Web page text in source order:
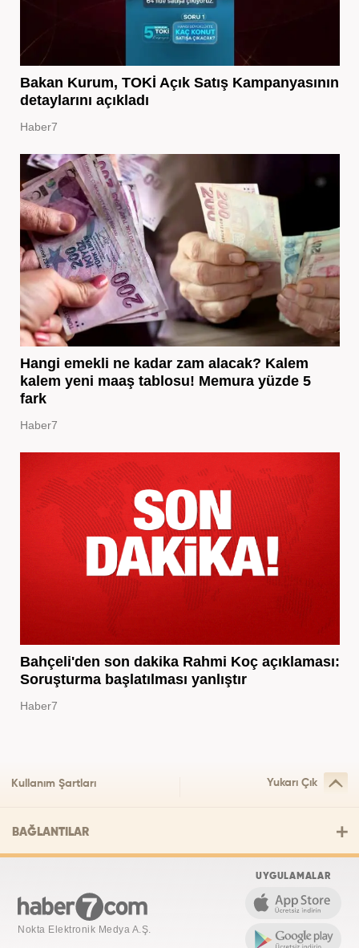
Bakan Kurum, TOKİ Açık Satış Kampanyasının
detaylarını açıkladı
Haber7
Hangi emekli ne kadar zam alacak? Kalem
kalem yeni maaş tablosu! Memura yüzde 5
fark
Haber7
Bahçeli'den son dakika Rahmi Koç açıklaması:
Soruşturma başlatılması yanlıştır
Haber7
Kullanım Şartları Yukarı Çık
BAĞLANTILAR
Nokta Elektronik Medya A.Ş.
UYGULAMALAR